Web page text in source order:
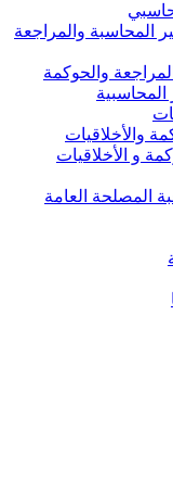
المحاسبة والمراجعة
والحوكمة
المحاسبية
والأخلاقيات
و الأخلاقيات
المصلحة العامة